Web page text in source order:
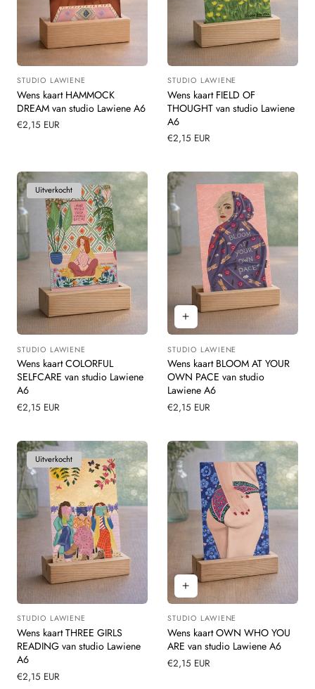
Leverancier:
STUDIO LAWIENE
Wens kaart HAMMOCK
DREAM van studio Lawiene A6
Normale
€2,15 EUR
Leverancier:
STUDIO LAWIENE
Wens kaart FIELD OF
THOUGHT van studio Lawiene
A6
Normale
€2,15 EUR
Uitverkocht
Leverancier:
STUDIO LAWIENE
Wens kaart COLORFUL
SELFCARE van studio Lawiene
A6
Normale
€2,15 EUR
Leverancier:
STUDIO LAWIENE
Wens kaart BLOOM AT YOUR
OWN PACE van studio
Lawiene A6
Normale
€2,15 EUR
Uitverkocht
Leverancier:
STUDIO LAWIENE
Wens kaart THREE GIRLS
READING van studio Lawiene
A6
Normale
€2,15 EUR
Leverancier:
STUDIO LAWIENE
Wens kaart OWN WHO YOU
ARE van studio Lawiene A6
Normale
€2,15 EUR